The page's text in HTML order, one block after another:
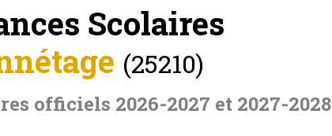
Scolaires
(25210)
officiels 2026-2027 et 2027-2028